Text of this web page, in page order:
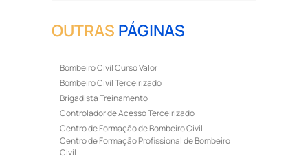
OUTRAS PÁGINAS
Bombeiro Civil Curso Valor
Bombeiro Civil Terceirizado
Brigadista Treinamento
Controlador de Acesso Terceirizado
Centro de Formação de Bombeiro Civil
Centro de Formação Profissional de Bombeiro
Civil